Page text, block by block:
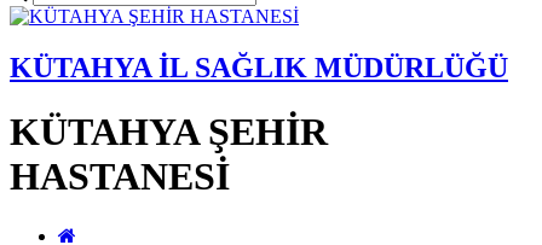
KÜTAHYA İL SAĞLIK MÜDÜRLÜĞÜ
KÜTAHYA ŞEHİR
HASTANESİ